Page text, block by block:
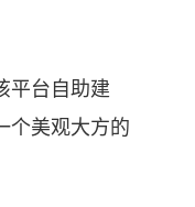
台自助建
个美观大方的